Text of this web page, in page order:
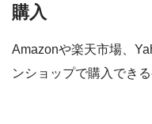
購入
Amazonや楽天市場、
ンショップで購入でき